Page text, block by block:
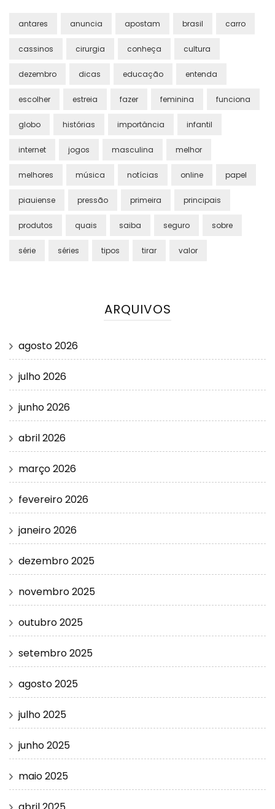
antares anuncia apostam brasil carro
cassinos cirurgia conheça cultura
dezembro dicas educação entenda
escolher estreia fazer feminina funciona
globo histórias importância infantil
internet jogos masculina melhor
melhores música notícias online papel
piauiense pressão primeira principais
produtos quais saiba seguro sobre
série séries tipos tirar valor
ARQUIVOS
agosto 2026
julho 2026
junho 2026
abril 2026
março 2026
fevereiro 2026
janeiro 2026
dezembro 2025
novembro 2025
outubro 2025
setembro 2025
agosto 2025
julho 2025
junho 2025
maio 2025